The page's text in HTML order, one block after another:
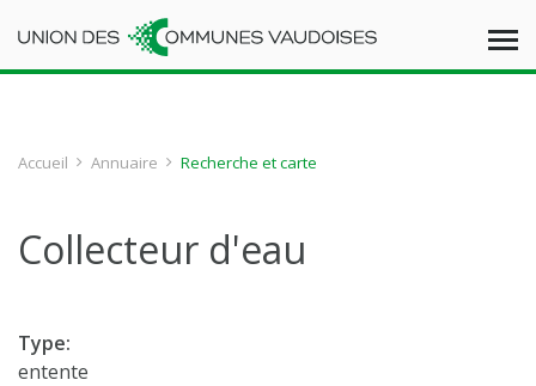
Accueil Annuaire Recherche et carte
Collecteur d'eau
Type:
entente